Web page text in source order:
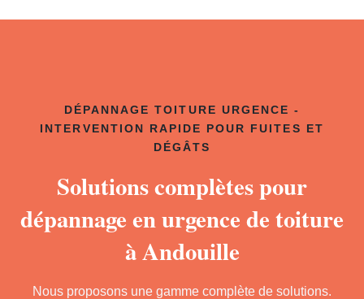
DÉPANNAGE TOITURE URGENCE -
INTERVENTION RAPIDE POUR FUITES ET
DÉGÂTS
Solutions complètes pour
dépannage en urgence de toiture
à Andouille
Nous proposons une gamme complète de solutions.